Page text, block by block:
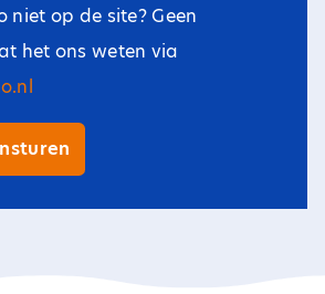
niet op de site? Geen
het ons weten via